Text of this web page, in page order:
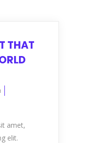
THAT
amet,
elit.